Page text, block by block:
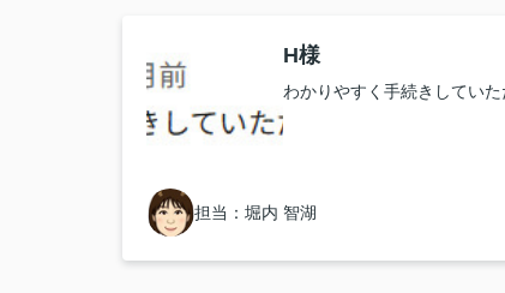
H様
わかりやすく手続きしていた
担当：堀内 智湖